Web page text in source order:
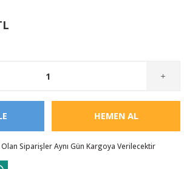
+
HEMEN AL
Siparişler Aynı Gün Kargoya Verilecektir